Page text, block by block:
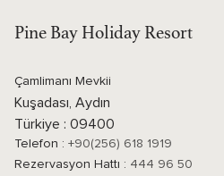
Pine Bay Holiday Resort
Çamlimanı Mevkii
Kuşadası, Aydın
Türkiye : 09400
Telefon : +90(256) 618 1919
Rezervasyon Hattı : 444 96 50